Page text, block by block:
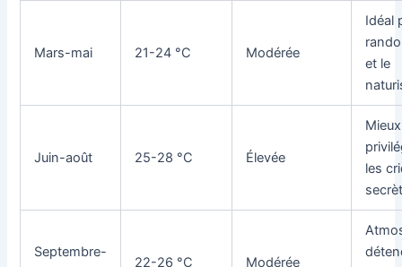
Mars-mai 21-24 °C Modérée
Idéal
et le
Juin-août 25-28 °C Élevée
les
Septembre-
22-26 °C Modérée